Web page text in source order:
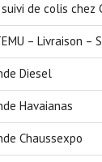
de colis chez
– Livraison –
Diesel
Havaianas
Chaussexpo